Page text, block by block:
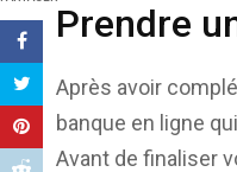
Prendre
Après avoir
banque en ligne
Avant de finaliser